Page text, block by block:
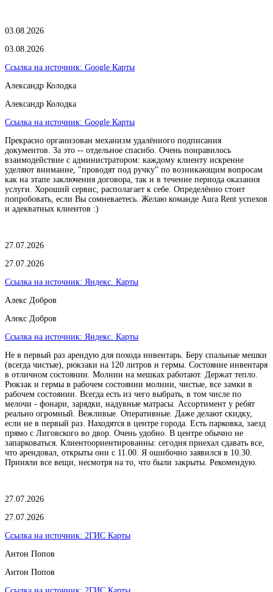
03.08.2026
03.08.2026
Ссылка на источник: Google Карты
Александр Колодка
Александр Колодка
Ссылка на источник: Google Карты
Прекрасно организован механизм удалённого подписания
документов. За это -- отдельное спасибо. Очень понравилось
взаимодействие с администратором: каждому клиенту искренне
уделяют внимание, "проводят под ручку" по возникающим вопросам
как на этапе заключения договора, так и в течение периода оказания
услуги. Хороший сервис, располагает к себе. Определённо стоит
попробовать, если Вы сомневаетесь. Желаю команде Aura Rent успехов
и адекватных клиентов :)
27.07.2026
27.07.2026
Ссылка на источник: Яндекс. Карты
Алекс Добров
Алекс Добров
Ссылка на источник: Яндекс. Карты
Не в первый раз арендую для похода инвентарь. Беру спальные мешки
(всегда чистые), рюкзаки на 120 литров и гермы. Состояние инвентаря
в отличном состоянии. Молнии на мешках работают. Держат тепло.
Рюкзак и гермы в рабочем состоянии молнии, чистые, все замки в
рабочем состоянии. Всегда есть из чего выбрать, в том числе по
мелочи - фонари, зарядки, надувные матрасы. Ассортимент у ребят
реально огромный. Вежливые. Оперативные. Даже делают скидку,
если не в первый раз. Находятся в центре города. Есть парковка, заезд
прямо с Лиговского во двор. Очень удобно. В центре обычно не
запарковаться. Клиентоориентированны: сегодня приехал сдавать все,
что арендовал, открыты они с 11.00. Я ошибочно заявился в 10.30.
Приняли все вещи, несмотря на то, что были закрыты. Рекомендую.
27.07.2026
27.07.2026
Ссылка на источник: 2ГИС Карты
Антон Попов
Антон Попов